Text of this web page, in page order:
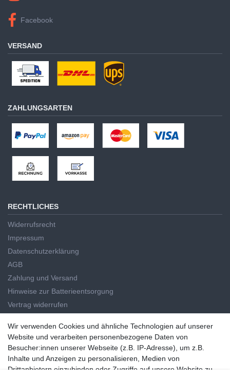
Wir verwenden Cookies und ähnliche Technologien auf unserer
Website und verarbeiten personenbezogene Daten von
Besucher:innen unserer Webseite (z.B. IP-Adresse), um z.B. Inhalte
und Anzeigen zu personalisieren, Medien von Drittanbietern
Facebook
VERSAND
ZAHLUNGSARTEN
RECHTLICHES
Widerrufsrecht
Impressum
Datenschutzerklärung
AGB
Zahlung und Versand
Hinweise zur Batterieentsorgung
Vertrag widerrufen
HAUPTKATEGORIEN
Handwerkzeug
Elektrowerkzeug
Haus und Garten
Wir verwenden Cookies und ähnliche Technologien auf unserer
Website und verarbeiten personenbezogene Daten von
Besucher:innen unserer Webseite (z.B. IP-Adresse), um z.B.
Inhalte und Anzeigen zu personalisieren, Medien von
Drittanbietern einzubinden oder Zugriffe auf unsere Website zu